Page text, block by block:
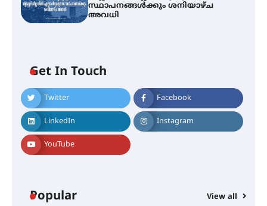
സ്ഥാപനങ്ങൾക്കും ശനിയാഴ്ച
അവധി
Get In Touch
Twitter Facebook
LinkedIn Instagram
YouTube
Popular View all
ഐ.ടി.യു. ബാങ്കിലെ
നിക്ഷേപകർക്ക് പണം തിരികെ
ലഭ്യമാക്കാൻ കേന്ദ്ര-കേരള
സർക്കാരുകൾ അടിയന്തരമായി
ഇടപെടണമെന്ന് ഐ.ടി.യു. ബാങ്ക്
നിക്ഷേപക സംരക്ഷണ സമിതി
ശക്തമായ കാറ്റിന് സാധ്യത –